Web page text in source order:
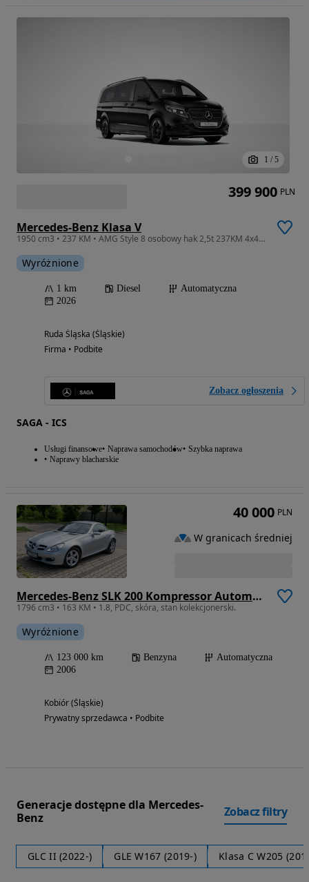
1 / 5
Mercedes-Benz Klasa V
1950 cm3 • 237 KM • AMG Style 8 osobowy hak 2,5t 237KM 4x4 15 września
Wyróżnione
1 km Diesel
Automatyczna
2026
Ruda Śląska (Śląskie)
Firma • Podbite
Zobacz ogłoszenia
SAGA - ICS
Usługi finansowe Naprawa samochodów Szybka naprawa
Naprawy blacharskie
399 900 PLN
Mercedes-Benz SLK 200 Kompressor Automatik
1796 cm3 • 163 KM • 1.8, PDC, skóra, stan kolekcjonerski.
Wyróżnione
123 000 km Benzyna
Automatyczna
2006
Kobiór (Śląskie)
Prywatny sprzedawca • Podbite
40 000 PLN
W granicach średniej
Generacje dostępne dla Mercedes-
Benz
Zobacz filtry
GLC II (2022-) GLE W167 (2019-) Klasa C W205